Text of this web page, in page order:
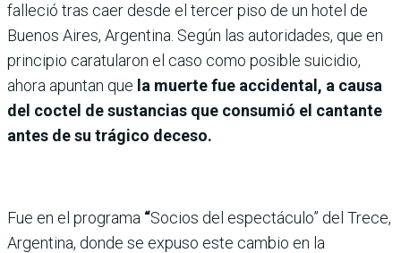
falleció tras caer desde el tercer piso de un hotel de
Buenos Aires, Argentina. Según las autoridades, que en
principio caratularon el caso como posible suicidio,
ahora apuntan que la muerte fue accidental, a causa
del coctel de sustancias que consumió el cantante
antes de su trágico deceso.
Fue en el programa “Socios del espectáculo” del Trece,
Argentina, donde se expuso este cambio en la